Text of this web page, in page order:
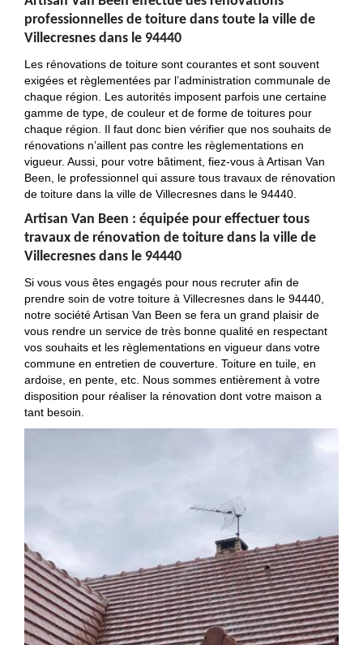
professionnelles de toiture dans toute la ville de
Villecresnes dans le 94440
Les rénovations de toiture sont courantes et sont souvent
exigées et règlementées par l’administration communale de
chaque région. Les autorités imposent parfois une certaine
gamme de type, de couleur et de forme de toitures pour
chaque région. Il faut donc bien vérifier que nos souhaits de
rénovations n’aillent pas contre les règlementations en
vigueur. Aussi, pour votre bâtiment, fiez-vous à Artisan Van
Been, le professionnel qui assure tous travaux de rénovation
de toiture dans la ville de Villecresnes dans le 94440.
Artisan Van Been : équipée pour effectuer tous
travaux de rénovation de toiture dans la ville de
Villecresnes dans le 94440
Si vous vous êtes engagés pour nous recruter afin de
prendre soin de votre toiture à Villecresnes dans le 94440,
notre société Artisan Van Been se fera un grand plaisir de
vous rendre un service de très bonne qualité en respectant
vos souhaits et les règlementations en vigueur dans votre
commune en entretien de couverture. Toiture en tuile, en
ardoise, en pente, etc. Nous sommes entièrement à votre
disposition pour réaliser la rénovation dont votre maison a
tant besoin.